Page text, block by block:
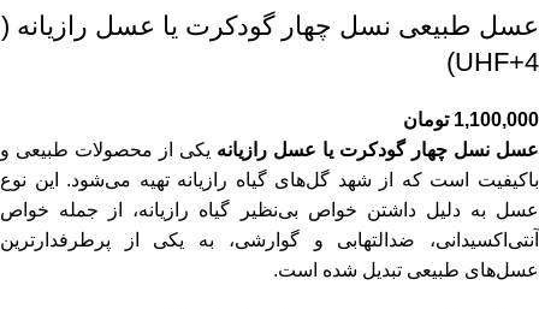
عسل طبیعی نسل چهار گودکرت یا عسل رازیانه (
UHF+4)
1,100,000 تومان
عسل نسل چهار گودکرت یا عسل رازیانه یکی از محصولات طبیعی و
باکیفیت است که از شهد گل‌های گیاه رازیانه تهیه می‌شود. این نوع
عسل به دلیل داشتن خواص بی‌نظیر گیاه رازیانه، از جمله خواص
آنتی‌اکسیدانی، ضدالتهابی و گوارشی، به یکی از پرطرفدارترین
عسل‌های طبیعی تبدیل شده است.